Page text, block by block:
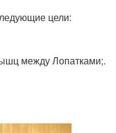
цели:
между Лопатками;.